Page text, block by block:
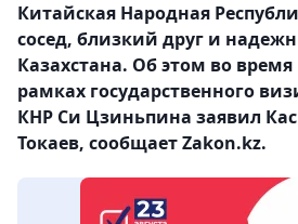
Китайская Народная
сосед, близкий друг и
Казахстана. Об этом во время
рамках государственного
КНР Си Цзиньпина заявил
Токаев, сообщает Zakon.kz.